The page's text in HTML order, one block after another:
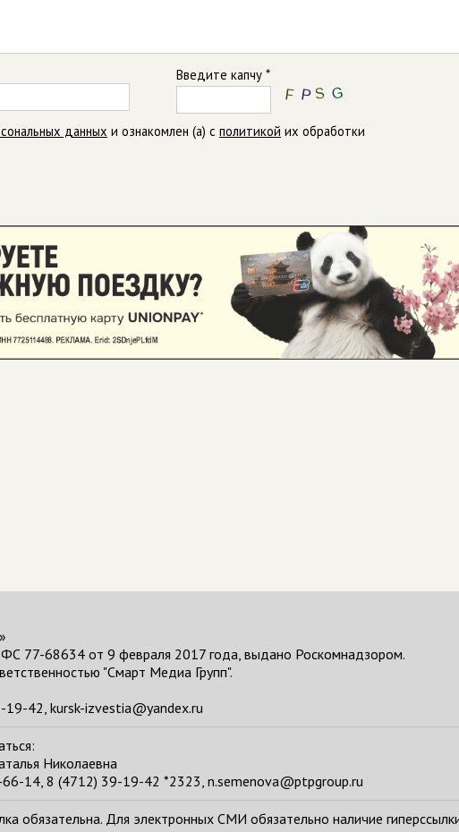
Введите капчу *
данных и ознакомлен (а) с политикой их обработки
77-68634 от 9 февраля 2017 года, выдано Роскомнадзором.
"Смарт Медиа Групп".
42, kursk-izvestia@yandex.ru
Николаевна
14, 8 (4712) 39-19-42 *2323, n.semenova@ptpgroup.ru
обязательна. Для электронных СМИ обязательно наличие